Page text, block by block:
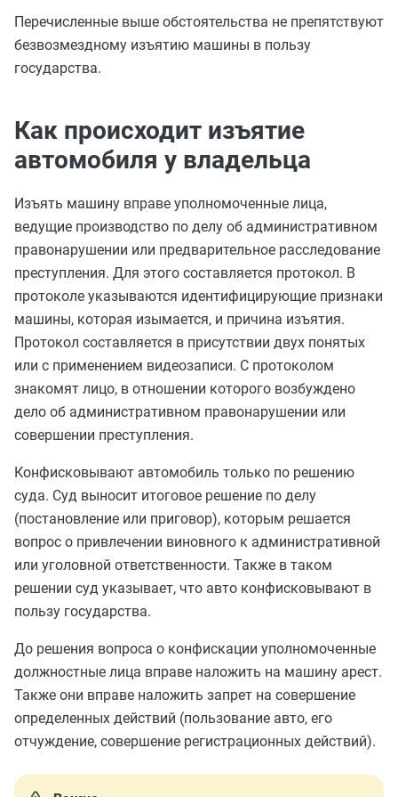
Перечисленные выше обстоятельства не препятствуют
безвозмездному изъятию машины в пользу
государства.
Как происходит изъятие
автомобиля у владельца
Изъять машину вправе уполномоченные лица,
ведущие производство по делу об административном
правонарушении или предварительное расследование
преступления. Для этого составляется протокол. В
протоколе указываются идентифицирующие признаки
машины, которая изымается, и причина изъятия.
Протокол составляется в присутствии двух понятых
или с применением видеозаписи. С протоколом
знакомят лицо, в отношении которого возбуждено
дело об административном правонарушении или
совершении преступления.
Конфисковывают автомобиль только по решению
суда. Суд выносит итоговое решение по делу
(постановление или приговор), которым решается
вопрос о привлечении виновного к административной
или уголовной ответственности. Также в таком
решении суд указывает, что авто конфисковывают в
пользу государства.
До решения вопроса о конфискации уполномоченные
должностные лица вправе наложить на машину арест.
Также они вправе наложить запрет на совершение
определенных действий (пользование авто, его
отчуждение, совершение регистрационных действий).